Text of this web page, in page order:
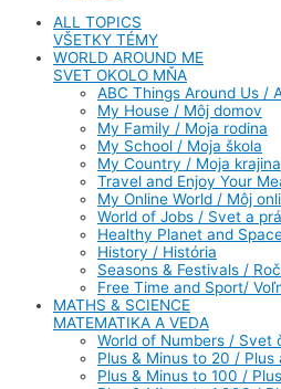
ALL TOPICS
VŠETKY TÉMY
WORLD AROUND ME
SVET OKOLO MŇA
ABC Things Around Us /
My House / Môj domov
My Family / Moja rodina
My School / Moja škola
My Country / Moja krajina
Travel and Enjoy Your
My Online World / Môj
World of Jobs / Svet a
Healthy Planet and
History / História
Seasons & Festivals /
Free Time and Sport/
MATHS & SCIENCE
MATEMATIKA A VEDA
World of Numbers / Svet
Plus & Minus to 20 / Plus
Plus & Minus to 100 /